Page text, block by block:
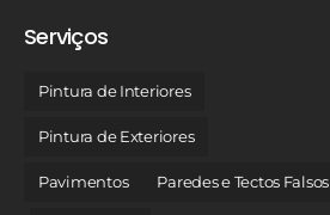
Serviços
Pintura de Interiores
Pintura de Exteriores
Pavimentos Paredes e Tectos Falsos